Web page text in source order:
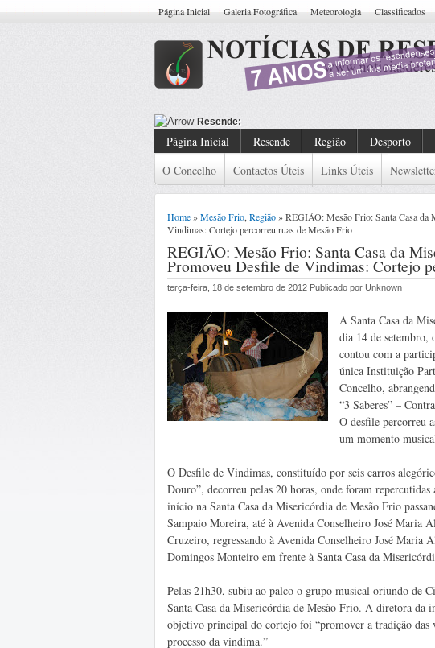
Página Inicial Galeria Fotográfica Meteorologia Classificados
Resende: Detido Cidadão Co
Página Inicial Resende Região Desporto
O Concelho
Contactos Úteis Links Úteis
Home»Mesão Frio Região» REGIÃO: Mesão Frio: Santa Casa
Vindimas: Cortejo percorreu ruas de Mesão Frio
REGIÃO: Mesão Frio: Santa Casa da
Promoveu Desfile de Vindimas: Cortejo
terça-feira, 18 de setembro de 2012 Publicado por Unknown
A Santa Casa da
dia 14 de
contou com a
única Instituição
Concelho,
“3 Saberes” –
O desfile percorreu
um momento
O Desfile de Vindimas, constituído por seis carros
Douro”, decorreu pelas 20 horas, onde foram
início na Santa Casa da Misericórdia de Mesão Frio
Sampaio Moreira, até à Avenida Conselheiro José Maria
Cruzeiro, regressando à Avenida Conselheiro José Maria
Domingos Monteiro em frente à Santa Casa da
Pelas 21h30, subiu ao palco o grupo musical oriundo de
Santa Casa da Misericórdia de Mesão Frio. A diretora
objetivo principal do cortejo foi “promover a tradição das
processo da vindima.”